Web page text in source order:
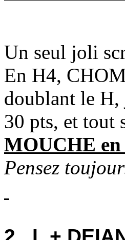
Un seul joli
En H4,
doublant le
30 pts, et tout
MOUCHE
Pensez